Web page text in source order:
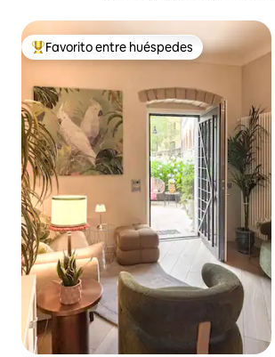
De los mejores en Favorito entre huéspedes
Favorito entre huéspedes